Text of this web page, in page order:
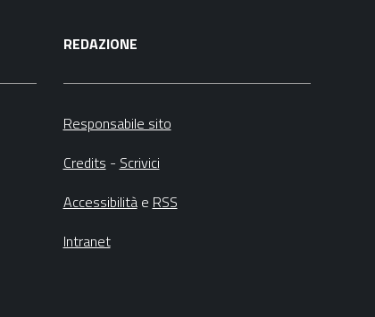
REDAZIONE
Responsabile sito
Credits - Scrivici
Accessibilitàe RSS
Intranet